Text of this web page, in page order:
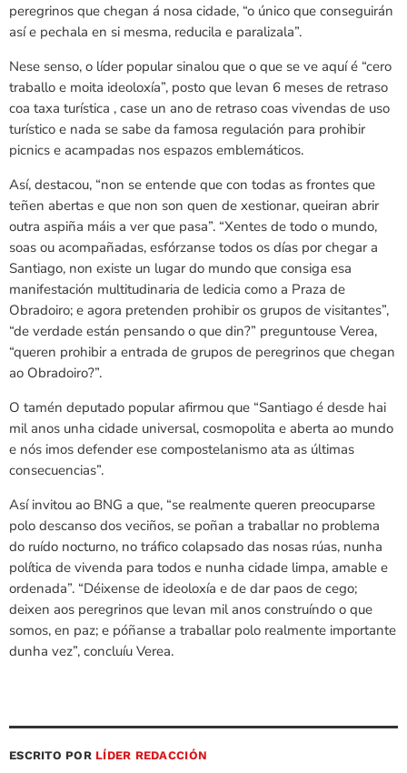
peregrinos que chegan á nosa cidade, “o único que conseguirán
así e pechala en si mesma, reducila e paralizala”.
Nese senso, o líder popular sinalou que o que se ve aquí é “cero
traballo e moita ideoloxía”, posto que levan 6 meses de retraso
coa taxa turística , case un ano de retraso coas vivendas de uso
turístico e nada se sabe da famosa regulación para prohibir
picnics e acampadas nos espazos emblemáticos.
Así, destacou, “non se entende que con todas as frontes que
teñen abertas e que non son quen de xestionar, queiran abrir
outra aspiña máis a ver que pasa”. “Xentes de todo o mundo,
soas ou acompañadas, esfórzanse todos os días por chegar a
Santiago, non existe un lugar do mundo que consiga esa
manifestación multitudinaria de ledicia como a Praza de
Obradoiro; e agora pretenden prohibir os grupos de visitantes”,
“de verdade están pensando o que din?” preguntouse Verea,
“queren prohibir a entrada de grupos de peregrinos que chegan
ao Obradoiro?”.
O tamén deputado popular afirmou que “Santiago é desde hai
mil anos unha cidade universal, cosmopolita e aberta ao mundo
e nós imos defender ese compostelanismo ata as últimas
consecuencias”.
Así invitou ao BNG a que, “se realmente queren preocuparse
polo descanso dos veciños, se poñan a traballar no problema
do ruído nocturno, no tráfico colapsado das nosas rúas, nunha
política de vivenda para todos e nunha cidade limpa, amable e
ordenada”. “Déixense de ideoloxía e de dar paos de cego;
deixen aos peregrinos que levan mil anos construíndo o que
somos, en paz; e póñanse a traballar polo realmente importante
dunha vez”, concluíu Verea.
ESCRITO POR LÍDER REDACCIÓN